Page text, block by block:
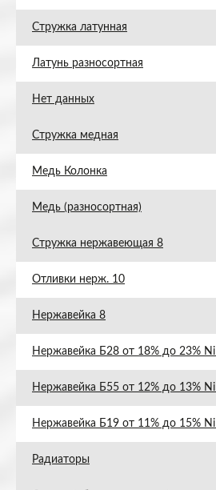
Стружка латунная
Латунь разносортная
Нет данных
Стружка медная
Медь Колонка
Медь (разносортная)
Стружка нержавеющая 8
Отливки нерж. 10
Нержавейка 8
Нержавейка Б28 от 18% до 23% Ni
Нержавейка Б55 от 12% до 13% Ni
Нержавейка Б19 от 11% до 15% Ni
Радиаторы